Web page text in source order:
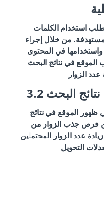
استخدام الكلمات
مستهدفة. من خلال إجراء
في المحتوى
الموقع في نتائج البحث
البحث
ظهور الموقع في نتائج
فرص جذب الزوار من
عدد الزوار المحتملين